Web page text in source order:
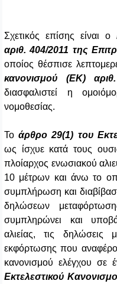
Σχετικός επίσης είναι ο
αριθ. 404/2011 της
οποίος θέσπισε
κανονισμού (ΕΚ)
διασφαλιστεί η
νομοθεσίας.
Τοάρθρο 29(1) του
ως ίσχυε κατά τους
πλοίαρχος ενωσιακού
10 μέτρων και άνω το
συμπλήρωση και
δηλώσεων
συμπληρώνει και
αλιείας, τις δηλώσεις
εκφόρτωσης που
κανονισμού ελέγχου
Εκτελεστικού